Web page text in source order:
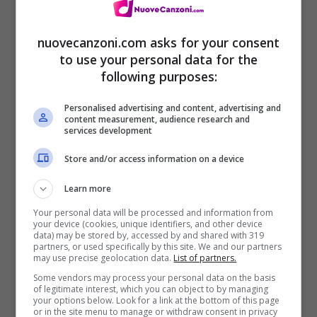
Low life for life ‘cause I’m heartless
Said I’m heartless
Trying to be a better man, but I’m heartless
Never be a wedding plan for the heartless
Low life for life ‘cause I’m heartless
(Diamine)
Non dovrei avere fretta
nuovecanzoni.com asks for your consent
to use your personal data for the
following purposes:
Personalised advertising and content, advertising and
content measurement, audience research and
services development
Store and/or access information on a device
Learn more
Your personal data will be processed and information from
your device (cookies, unique identifiers, and other device
data) may be stored by, accessed by and shared with 319
partners, or used specifically by this site. We and our partners
may use precise geolocation data. List of partners.
Some vendors may process your personal data on the basis
of legitimate interest, which you can object to by managing
your options below. Look for a link at the bottom of this page
or in the site menu to manage or withdraw consent in privacy